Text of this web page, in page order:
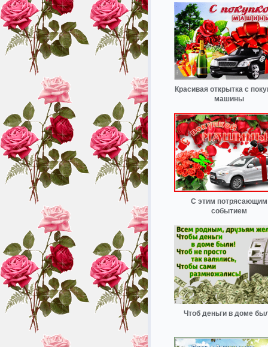
Красивая открытка с
машины
С этим потрясающим
событием
Чтоб деньги в доме